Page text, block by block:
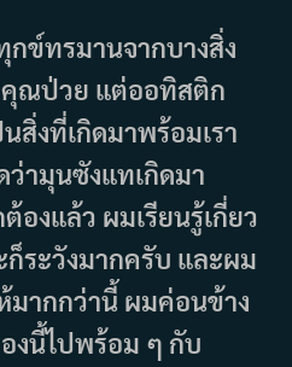
ข์ทรมานจากบางสิ่ง
คุณป่วย แต่ออทิสติก
สิ่งที่เกิดมาพร้อมเรา
ว่ามุนซังแทเกิดมา
งแล้ว ผมเรียนรู้เกี่ยว
ระวังมากครับ และผม
มากกว่านี้ ผมค่อนข้าง
องนี้ไปพร้อม ๆ กับ